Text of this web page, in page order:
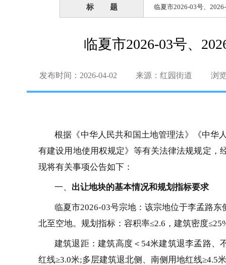
标 题 临夏市2026-03号、
临夏市2026-03号、
发布时间：2026-04-02 来源：红园街道 浏
根据 《中华人民共和国土地管理法》《中
有建设用地使用权规定》等有关法律法规规定，
现将有关事项公告如下：
一、 出让地块的基本情况和规划指标要求
临夏市2026-03号宗地：该宗地位于李孟路东
北至空地。规划指标：容积率≤2.6 ，建筑密度≤25
建筑退距 ：建筑高度 ＜ 54米建筑退李孟路、
红线≥3.0米;多层建筑退北侧、南侧用地红线≥4.5